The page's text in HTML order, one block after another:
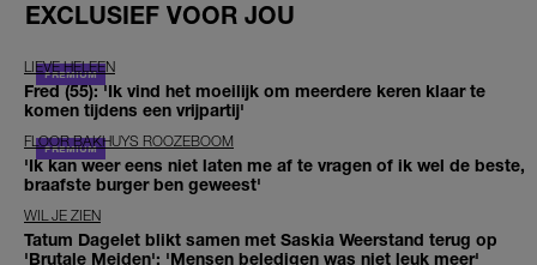
EXCLUSIEF VOOR JOU
LIEVE HELEEN
Fred (55): 'Ik vind het moeilijk om meerdere keren klaar te
komen tijdens een vrijpartij'
FLOOR BAKHUYS ROOZEBOOM
'Ik kan weer eens niet laten me af te vragen of ik wel de beste,
braafste burger ben geweest'
WIL JE ZIEN
Tatum Dagelet blikt samen met Saskia Weerstand terug op
'Brutale Meiden': 'Mensen beledigen was niet leuk meer'